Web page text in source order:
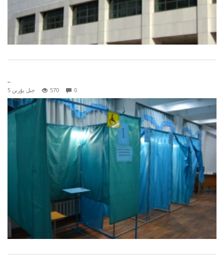
..
5 جىل بۇرىن 570 0